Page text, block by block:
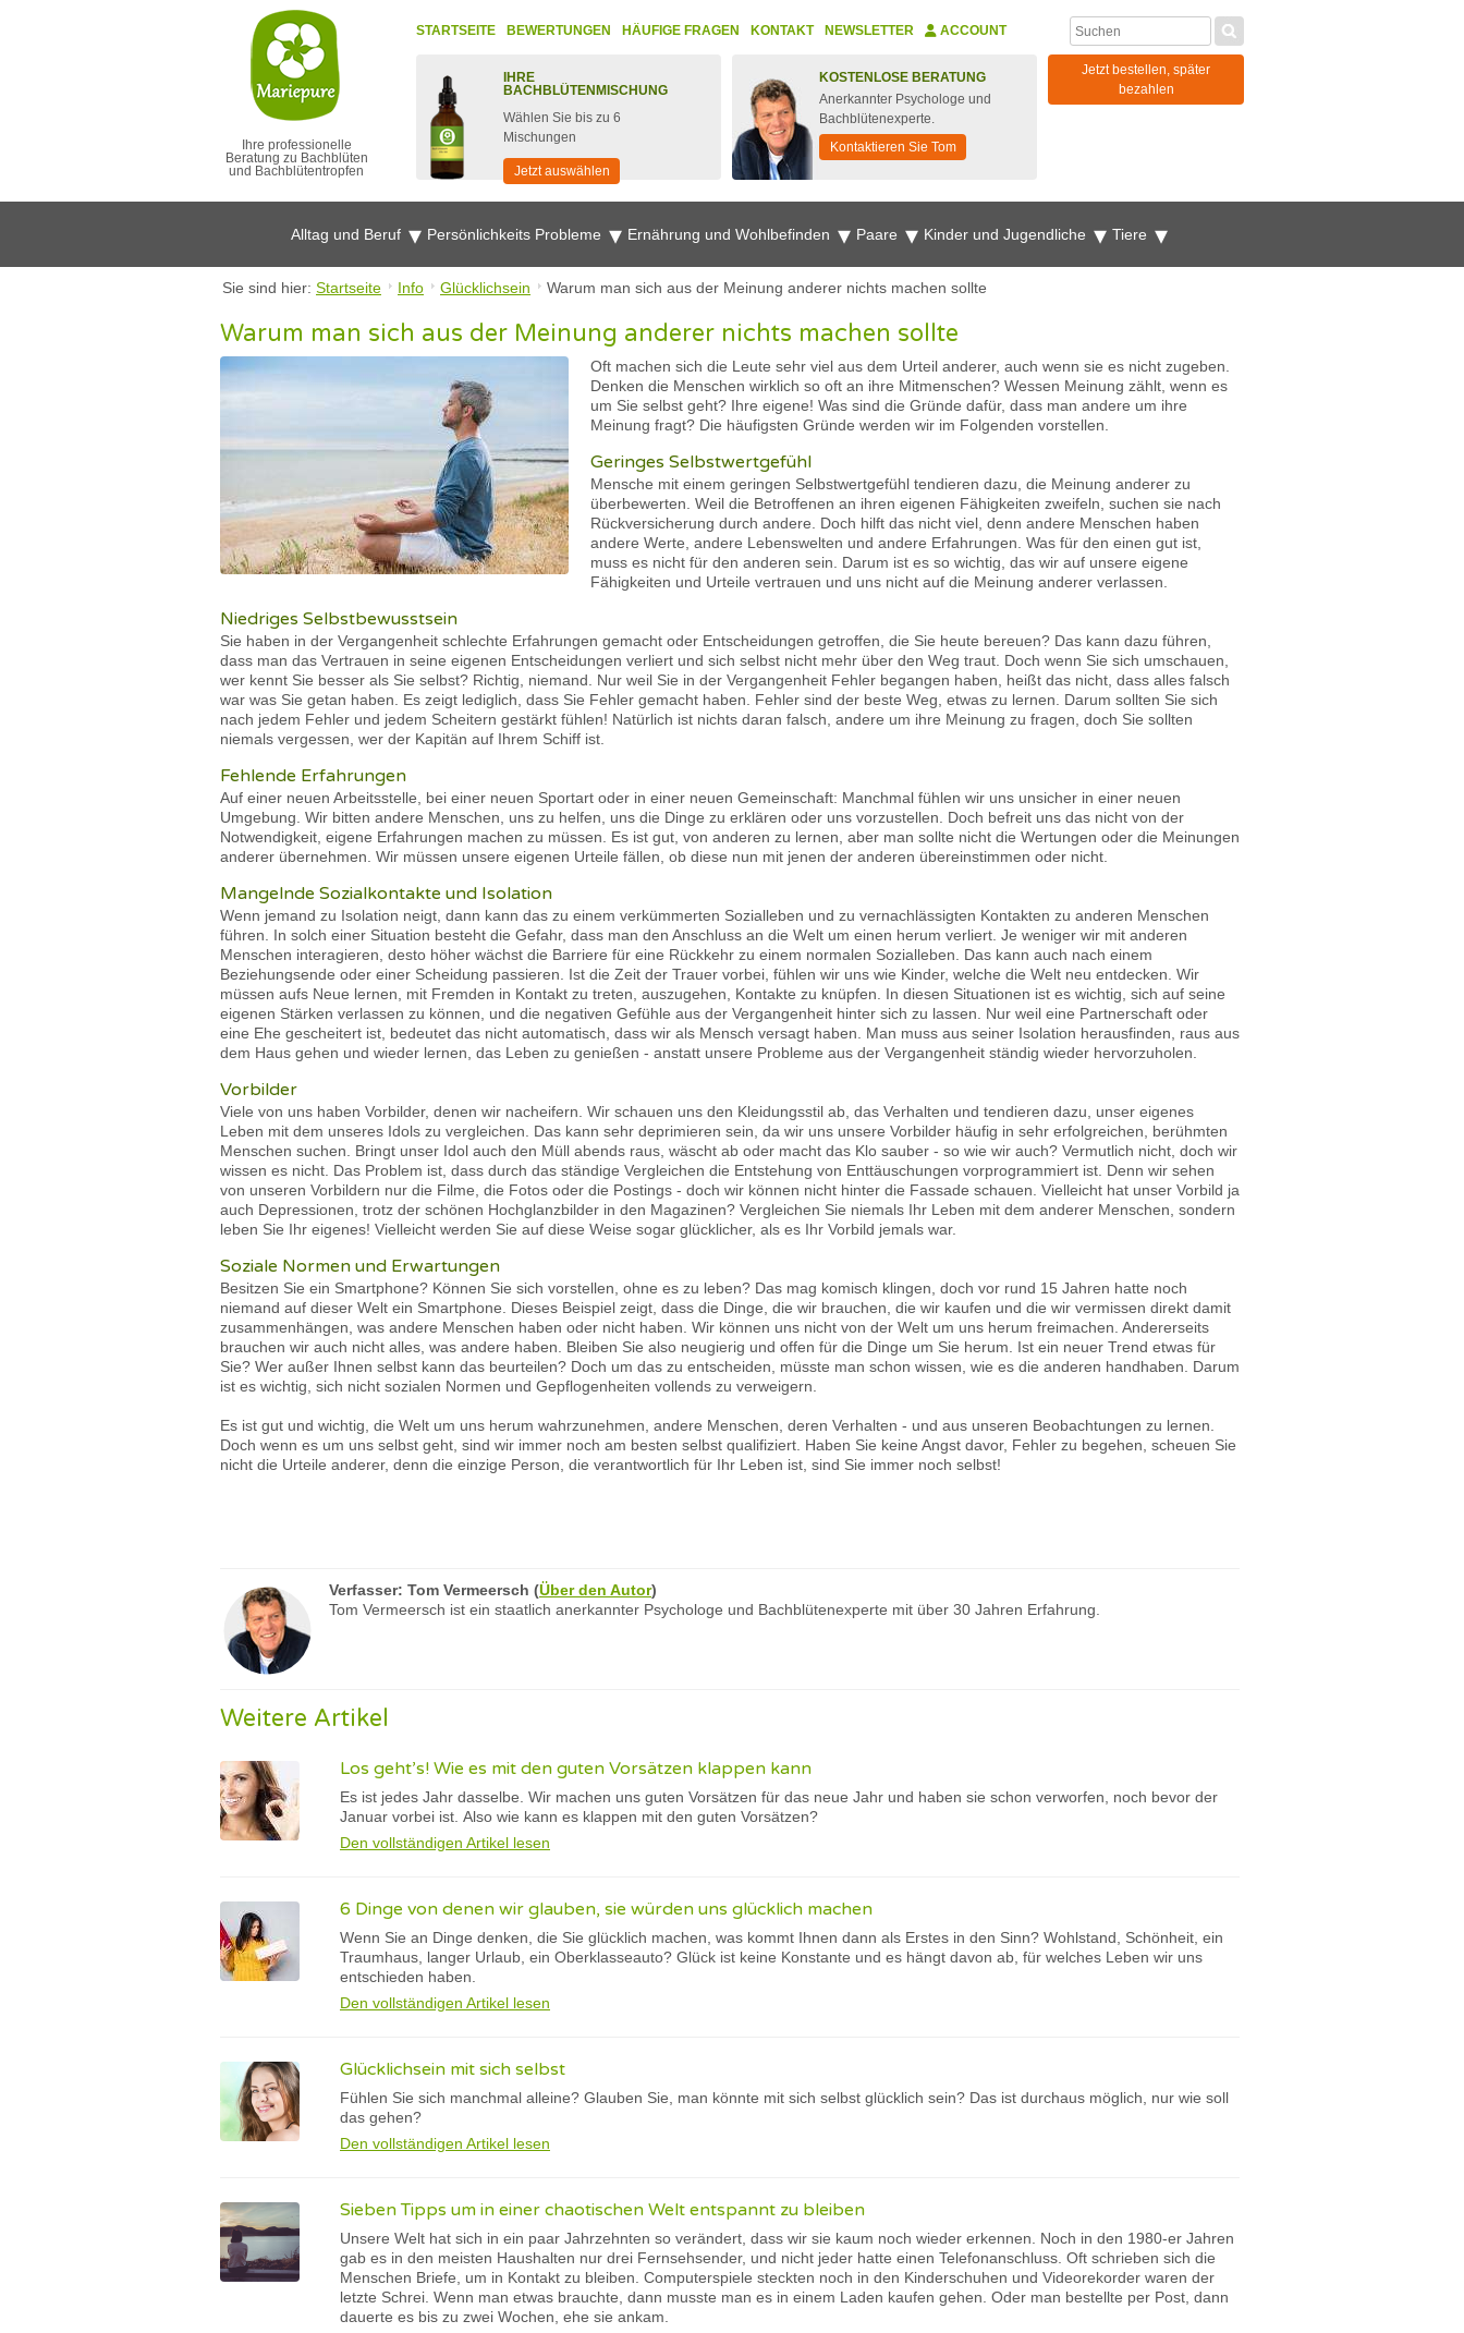
Ihre professionelle
Beratung zu Bachblüten
und Bachblütentropfen
STARTSEITE BEWERTUNGEN HÄUFIGE FRAGEN KONTAKT NEWSLETTER ACCOUNT
IHRE
BACHBLÜTENMISCHUNG
Wählen Sie bis zu 6
Mischungen
Jetzt auswählen
KOSTENLOSE BERATUNG
Anerkannter Psychologe und
Bachblütenexperte.
Kontaktieren Sie Tom
Jetzt bestellen, später
bezahlen
Alltag und Beruf Persönlichkeits Probleme Ernährung und Wohlbefinden Paare Kinder und Jugendliche Tiere
Sie sind hier: Startseite Info Glücklichsein Warum man sich aus der Meinung anderer nichts machen sollte
Warum man sich aus der Meinung anderer nichts machen sollte
Oft machen sich die Leute sehr viel aus dem Urteil anderer, auch wenn sie es nicht zugeben.
Denken die Menschen wirklich so oft an ihre Mitmenschen? Wessen Meinung zählt, wenn es
um Sie selbst geht? Ihre eigene! Was sind die Gründe dafür, dass man andere um ihre
Meinung fragt? Die häufigsten Gründe werden wir im Folgenden vorstellen.
Geringes Selbstwertgefühl
Mensche mit einem geringen Selbstwertgefühl tendieren dazu, die Meinung anderer zu
überbewerten. Weil die Betroffenen an ihren eigenen Fähigkeiten zweifeln, suchen sie nach
Rückversicherung durch andere. Doch hilft das nicht viel, denn andere Menschen haben
andere Werte, andere Lebenswelten und andere Erfahrungen. Was für den einen gut ist,
muss es nicht für den anderen sein. Darum ist es so wichtig, das wir auf unsere eigene
Fähigkeiten und Urteile vertrauen und uns nicht auf die Meinung anderer verlassen.
Niedriges Selbstbewusstsein
Sie haben in der Vergangenheit schlechte Erfahrungen gemacht oder Entscheidungen getroffen, die Sie heute bereuen? Das kann dazu führen,
dass man das Vertrauen in seine eigenen Entscheidungen verliert und sich selbst nicht mehr über den Weg traut. Doch wenn Sie sich umschauen,
wer kennt Sie besser als Sie selbst? Richtig, niemand. Nur weil Sie in der Vergangenheit Fehler begangen haben, heißt das nicht, dass alles falsch
war was Sie getan haben. Es zeigt lediglich, dass Sie Fehler gemacht haben. Fehler sind der beste Weg, etwas zu lernen. Darum sollten Sie sich
nach jedem Fehler und jedem Scheitern gestärkt fühlen! Natürlich ist nichts daran falsch, andere um ihre Meinung zu fragen, doch Sie sollten
niemals vergessen, wer der Kapitän auf Ihrem Schiff ist.
Fehlende Erfahrungen
Auf einer neuen Arbeitsstelle, bei einer neuen Sportart oder in einer neuen Gemeinschaft: Manchmal fühlen wir uns unsicher in einer neuen
Umgebung. Wir bitten andere Menschen, uns zu helfen, uns die Dinge zu erklären oder uns vorzustellen. Doch befreit uns das nicht von der
Notwendigkeit, eigene Erfahrungen machen zu müssen. Es ist gut, von anderen zu lernen, aber man sollte nicht die Wertungen oder die Meinungen
anderer übernehmen. Wir müssen unsere eigenen Urteile fällen, ob diese nun mit jenen der anderen übereinstimmen oder nicht.
Mangelnde Sozialkontakte und Isolation
Wenn jemand zu Isolation neigt, dann kann das zu einem verkümmerten Sozialleben und zu vernachlässigten Kontakten zu anderen Menschen
führen. In solch einer Situation besteht die Gefahr, dass man den Anschluss an die Welt um einen herum verliert. Je weniger wir mit anderen
Menschen interagieren, desto höher wächst die Barriere für eine Rückkehr zu einem normalen Sozialleben. Das kann auch nach einem
Beziehungsende oder einer Scheidung passieren. Ist die Zeit der Trauer vorbei, fühlen wir uns wie Kinder, welche die Welt neu entdecken. Wir
müssen aufs Neue lernen, mit Fremden in Kontakt zu treten, auszugehen, Kontakte zu knüpfen. In diesen Situationen ist es wichtig, sich auf seine
eigenen Stärken verlassen zu können, und die negativen Gefühle aus der Vergangenheit hinter sich zu lassen. Nur weil eine Partnerschaft oder
eine Ehe gescheitert ist, bedeutet das nicht automatisch, dass wir als Mensch versagt haben. Man muss aus seiner Isolation herausfinden, raus aus
dem Haus gehen und wieder lernen, das Leben zu genießen - anstatt unsere Probleme aus der Vergangenheit ständig wieder hervorzuholen.
Vorbilder
Viele von uns haben Vorbilder, denen wir nacheifern. Wir schauen uns den Kleidungsstil ab, das Verhalten und tendieren dazu, unser eigenes
Leben mit dem unseres Idols zu vergleichen. Das kann sehr deprimieren sein, da wir uns unsere Vorbilder häufig in sehr erfolgreichen, berühmten
Menschen suchen. Bringt unser Idol auch den Müll abends raus, wäscht ab oder macht das Klo sauber - so wie wir auch? Vermutlich nicht, doch wir
wissen es nicht. Das Problem ist, dass durch das ständige Vergleichen die Entstehung von Enttäuschungen vorprogrammiert ist. Denn wir sehen
von unseren Vorbildern nur die Filme, die Fotos oder die Postings - doch wir können nicht hinter die Fassade schauen. Vielleicht hat unser Vorbild ja
auch Depressionen, trotz der schönen Hochglanzbilder in den Magazinen? Vergleichen Sie niemals Ihr Leben mit dem anderer Menschen, sondern
leben Sie Ihr eigenes! Vielleicht werden Sie auf diese Weise sogar glücklicher, als es Ihr Vorbild jemals war.
Soziale Normen und Erwartungen
Besitzen Sie ein Smartphone? Können Sie sich vorstellen, ohne es zu leben? Das mag komisch klingen, doch vor rund 15 Jahren hatte noch
niemand auf dieser Welt ein Smartphone. Dieses Beispiel zeigt, dass die Dinge, die wir brauchen, die wir kaufen und die wir vermissen direkt damit
zusammenhängen, was andere Menschen haben oder nicht haben. Wir können uns nicht von der Welt um uns herum freimachen. Andererseits
brauchen wir auch nicht alles, was andere haben. Bleiben Sie also neugierig und offen für die Dinge um Sie herum. Ist ein neuer Trend etwas für
Sie? Wer außer Ihnen selbst kann das beurteilen? Doch um das zu entscheiden, müsste man schon wissen, wie es die anderen handhaben. Darum
ist es wichtig, sich nicht sozialen Normen und Gepflogenheiten vollends zu verweigern.
Es ist gut und wichtig, die Welt um uns herum wahrzunehmen, andere Menschen, deren Verhalten - und aus unseren Beobachtungen zu lernen.
Doch wenn es um uns selbst geht, sind wir immer noch am besten selbst qualifiziert. Haben Sie keine Angst davor, Fehler zu begehen, scheuen Sie
nicht die Urteile anderer, denn die einzige Person, die verantwortlich für Ihr Leben ist, sind Sie immer noch selbst!
Verfasser: Tom Vermeersch (Über den Autor)
Tom Vermeersch ist ein staatlich anerkannter Psychologe und Bachblütenexperte mit über 30 Jahren Erfahrung.
Weitere Artikel
Los geht’s! Wie es mit den guten Vorsätzen klappen kann
Es ist jedes Jahr dasselbe. Wir machen uns guten Vorsätzen für das neue Jahr und haben sie schon verworfen, noch bevor der
Januar vorbei ist. Also wie kann es klappen mit den guten Vorsätzen?
Den vollständigen Artikel lesen
6 Dinge von denen wir glauben, sie würden uns glücklich machen
Wenn Sie an Dinge denken, die Sie glücklich machen, was kommt Ihnen dann als Erstes in den Sinn? Wohlstand, Schönheit, ein
Traumhaus, langer Urlaub, ein Oberklasseauto? Glück ist keine Konstante und es hängt davon ab, für welches Leben wir uns
entschieden haben.
Den vollständigen Artikel lesen
Glücklichsein mit sich selbst
Fühlen Sie sich manchmal alleine? Glauben Sie, man könnte mit sich selbst glücklich sein? Das ist durchaus möglich, nur wie soll
das gehen?
Den vollständigen Artikel lesen
Sieben Tipps um in einer chaotischen Welt entspannt zu bleiben
Unsere Welt hat sich in ein paar Jahrzehnten so verändert, dass wir sie kaum noch wieder erkennen. Noch in den 1980-er Jahren
gab es in den meisten Haushalten nur drei Fernsehsender, und nicht jeder hatte einen Telefonanschluss. Oft schrieben sich die
Menschen Briefe, um in Kontakt zu bleiben. Computerspiele steckten noch in den Kinderschuhen und Videorekorder waren der
letzte Schrei. Wenn man etwas brauchte, dann musste man es in einem Laden kaufen gehen. Oder man bestellte per Post, dann
dauerte es bis zu zwei Wochen, ehe sie ankam.